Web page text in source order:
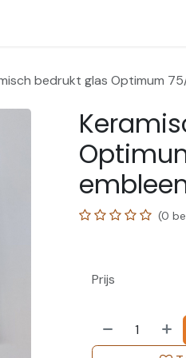
bedrukt glas Optimum
(0
Prijs